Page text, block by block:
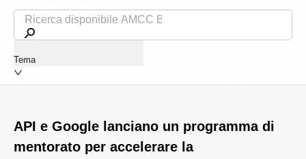
Tema
API e Google lanciano un programma di
mentorato per accelerare la